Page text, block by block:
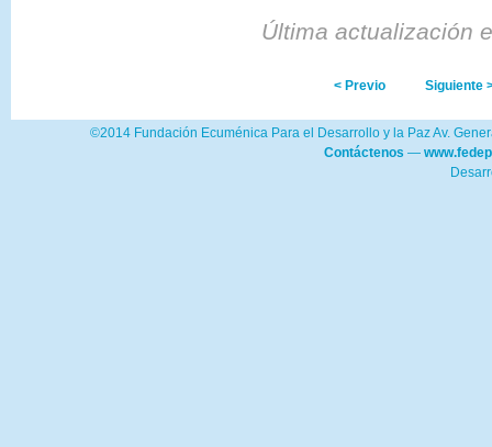
Última actualización
< Previo Siguiente
©2014 Fundación Ecuménica Para el Desarrollo y la Paz Av.
Contáctenos —